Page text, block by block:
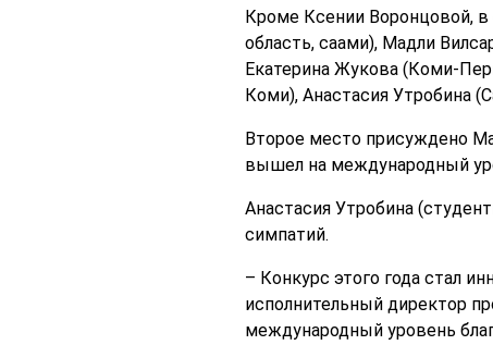
Кроме Ксении Воронцовой,
область, саами), Мадли
Екатерина Жукова (Коми-
Коми), Анастасия Утробина
Второе место присуждено
вышел на международный
Анастасия Утробина
симпатий.
– Конкурс этого года стал
исполнительный директор
международный уровень